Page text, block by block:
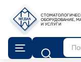
ОБОРУДОВАНИЕ,
И УСЛУГИ
Поиск